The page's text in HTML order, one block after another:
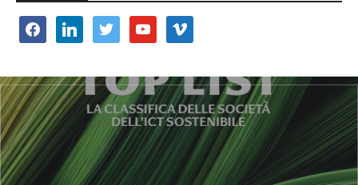
facebooklinkedin twitter youtube vimeo